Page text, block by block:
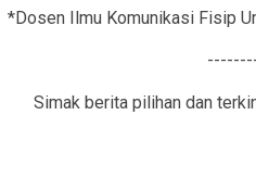
*Dosen Ilmu Komunikasi Fisip
Simak berita pilihan dan